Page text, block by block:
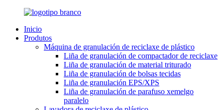
Inicio
Produtos
Máquina de granulación de reciclaxe de plástico
Liña de granulación de compactador de reciclaxe
Liña de granulación de material triturado
Liña de granulación de bolsas tecidas
Liña de granulación EPS/XPS
Liña de granulación de parafuso xemelgo
paralelo